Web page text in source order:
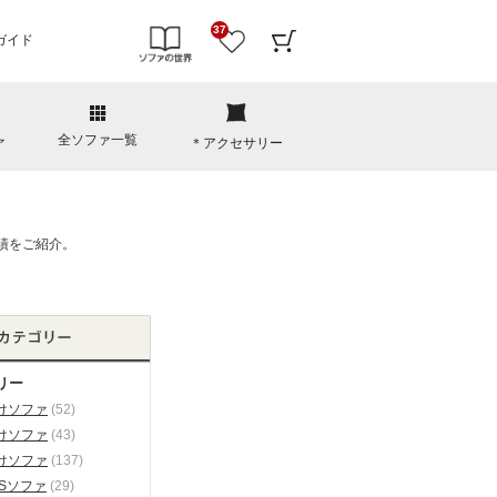
イド
37
全ソファ一覧 ＊アクセサリー
ー
ソファ (52)
ソファ (43)
ソファ (137)
ソファ (29)